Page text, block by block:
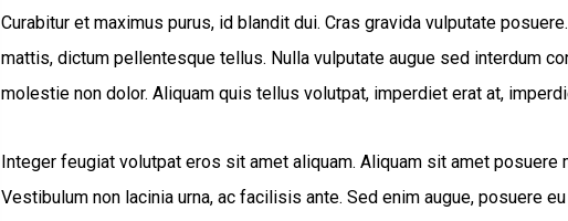
Curabitur et maximus purus, id blandit dui. Cras gravida vulputate
mattis, dictum pellentesque tellus. Nulla vulputate augue sed interdum
molestie non dolor. Aliquam quis tellus volutpat, imperdiet erat at,
Integer feugiat volutpat eros sit amet aliquam. Aliquam sit amet posuere
Vestibulum non lacinia urna, ac facilisis ante. Sed enim augue, posuere